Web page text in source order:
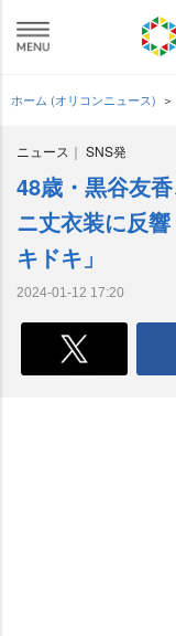
ホーム (オリコンニュース)
ニュース SNS発
48歳・黒谷友
ニ丈衣装に反
キドキ」
2024-01-12 17:20